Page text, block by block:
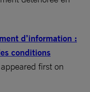
d’information :
conditions
appeared first on